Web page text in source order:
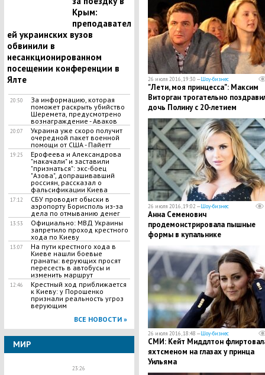
Крым:
преподавател
ей украинских вузов
обвинили в
несанкционированном
посещении конференции в
Ялте
20:50
За информацию, которая
поможет раскрыть убийство
Шеремета, предусмотрено
вознаграждение - Аваков
20:07
Украина уже скоро получит
очередной пакет военной
помощи от США - Пайетт
19:25
Ерофеева и Александрова
"накачали" и заставили
"признаться": экс-боец
"Азова", допрашивавший
россиян, рассказал о
фальсификации Киева
17:12
СБУ проводит обыски в
аэропорту Борисполь из-за
дела по отмыванию денег
13:53
Официально: МВД Украины
запретило проход крестного
хода по Киеву
13:07
На пути крестного хода в
Киеве нашли боевые
гранаты: верующих просят
пересесть в автобусы и
изменить маршрут
12:46
Крестный ход приближается
к Киеву: у Порошенко
признали реальность угроз
верующим
ВСЕ НОВОСТИ »
МИР
23:26
26 июля 2016, 19:30 —Шоу-бизнес
"Лети, моя принцесса": Максим
Виторган трогательно
дочь Полину с 20-летием
26 июля 2016, 19:02 —Шоу-бизнес
Анна Семенович
продемонстрировала пышные
формы в купальнике
26 июля 2016, 18:48 —Шоу-бизнес
СМИ: Кейт Миддлтон
яхтсменом на глазах у принца
Уильяма